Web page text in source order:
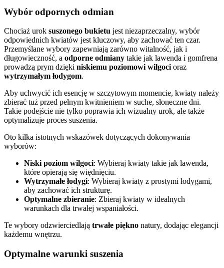
Wybór odpornych odmian
Chociaż urok suszonego bukietu jest niezaprzeczalny, wybór
odpowiednich kwiatów jest kluczowy, aby zachować ten czar.
Przemyślane wybory zapewniają zarówno witalność, jak i
długowieczność, a odporne odmiany takie jak lawenda i gomfrena
prowadzą prym dzięki niskiemu poziomowi wilgoci oraz
wytrzymałym łodygom.
Aby uchwycić ich esencję w szczytowym momencie, kwiaty należy
zbierać tuż przed pełnym kwitnieniem w suche, słoneczne dni.
Takie podejście nie tylko poprawia ich wizualny urok, ale także
optymalizuje proces suszenia.
Oto kilka istotnych wskazówek dotyczących dokonywania
wyborów:
Niski poziom wilgoci: Wybieraj kwiaty takie jak lawenda,
które opierają się więdnięciu.
Wytrzymałe łodygi: Wybieraj kwiaty z prostymi łodygami,
aby zachować ich strukturę.
Optymalne zbieranie: Zbieraj kwiaty w idealnych
warunkach dla trwałej wspaniałości.
Te wybory odzwierciedlają trwałe piękno natury, dodając elegancji
każdemu wnętrzu.
Optymalne warunki suszenia